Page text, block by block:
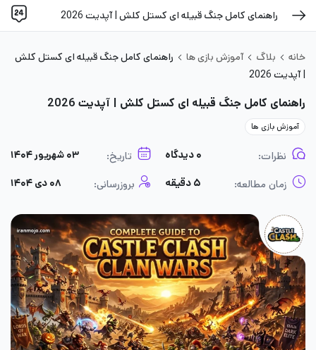
راهنمای کامل جنگ قبیله‌ ای کستل کلش | آپدیت 2026
خانه بلاگ آموزش بازی ها
راهنمای کامل جنگ قبیله‌ ای کستل کلش
| آپدیت 2026
راهنمای کامل جنگ قبیله‌ ای کستل کلش | آپدیت 2026
آموزش بازی ها
نظرات: ۰ دیدگاه تاریخ: ۰۳ شهریور ۱۴۰۴
زمان مطالعه: ۵ دقیقه بروزرسانی: ۰۸ دی ۱۴۰۴